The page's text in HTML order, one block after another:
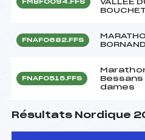
FMBF0094.FFS
VALLEE
BOUCHET
FNAF0682.FFS
FNAF0515.FFS
Bessans
dames
Résultats Nordique